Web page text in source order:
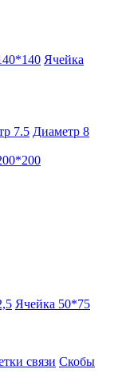
Ячейка
7.5 Диаметр 8
Ячейка 50*75
связи Скобы